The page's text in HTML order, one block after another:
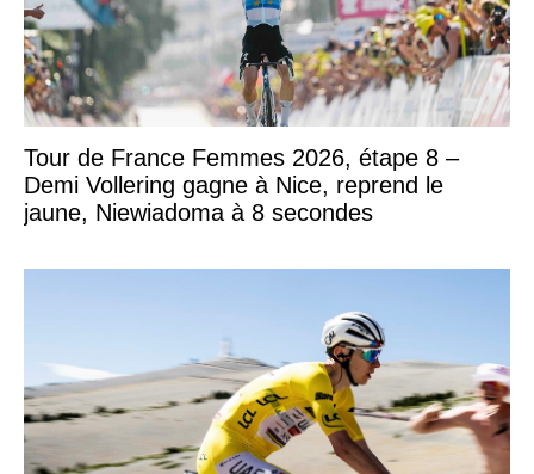
Tour de France Femmes 2026, étape 8 –
Demi Vollering gagne à Nice, reprend le
jaune, Niewiadoma à 8 secondes